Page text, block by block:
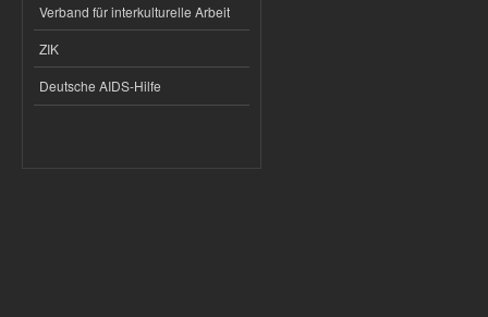
Verband für interkulturelle Arbeit
ZIK
Deutsche AIDS-Hilfe